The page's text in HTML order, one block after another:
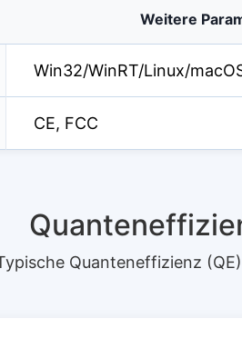
Weitere
Win32/WinRT/Linux/
CE, FCC
Quanteneffizienz